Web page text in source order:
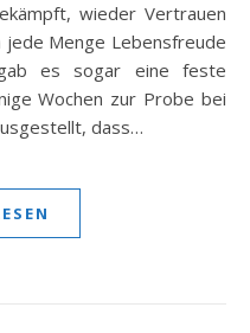
wieder Vertrauen
Menge Lebensfreude
es sogar eine feste
Wochen zur Probe bei
dass…